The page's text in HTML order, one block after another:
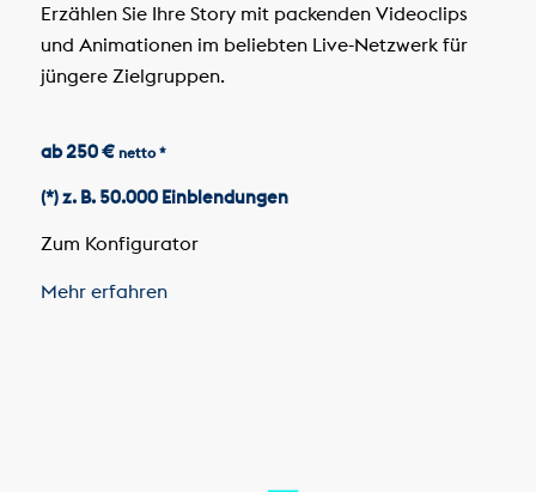
Erzählen Sie Ihre Story mit packenden Videoclips
und Animationen im beliebten Live-Netzwerk für
jüngere Zielgruppen.
ab 250 € netto *
(*) z. B. 50.000 Einblendungen
Zum Konfigurator
Mehr erfahren